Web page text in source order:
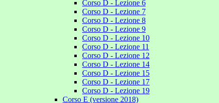
Corso D - Lezione 6
Corso D - Lezione 7
Corso D - Lezione 8
Corso D - Lezione 9
Corso D - Lezione 10
Corso D - Lezione 11
Corso D - Lezione 12
Corso D - Lezione 14
Corso D - Lezione 15
Corso D - Lezione 17
Corso D - Lezione 19
Corso E (versione 2018)